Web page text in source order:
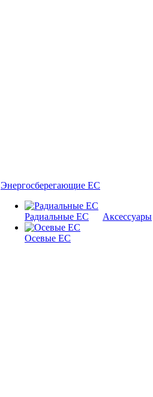
Энергосберегающие EC
Радиальные EC
Осевые EC
Аксессуары